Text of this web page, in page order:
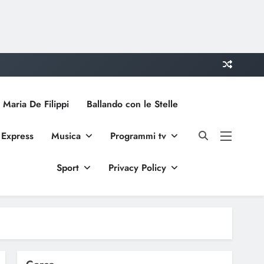
De Filippi Ballando con le Stelle
Musica Programmi tv
Sport Privacy Policy